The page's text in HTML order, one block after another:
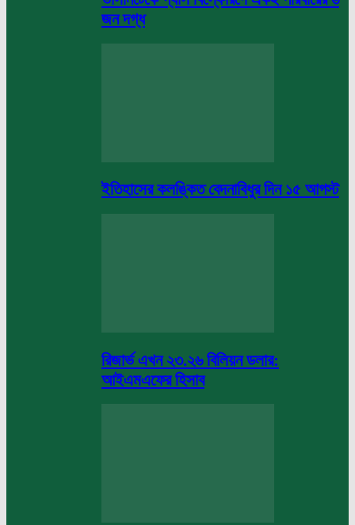
জন দগ্ধ
ইতিহাসের কলঙ্কিত বেদনাবিধুর দিন ১৫ আগস্ট
রিজার্ভ এখন ২৩.২৬ বিলিয়ন ডলার:
আইএমএফের হিসাব